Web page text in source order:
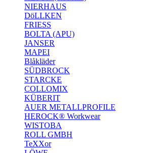
NIERHAUS
DöLLKEN
FRIESS
BOLTA (APU)
JANSER
MAPEI
Blåkläder
SÜDBROCK
STARCKE
COLLOMIX
KÜBERIT
AUER METALLPROFILE
HEROCK® Workwear
WISTOBA
ROLL GMBH
TeXXor